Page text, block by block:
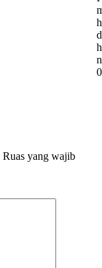
Ruas yang wajib